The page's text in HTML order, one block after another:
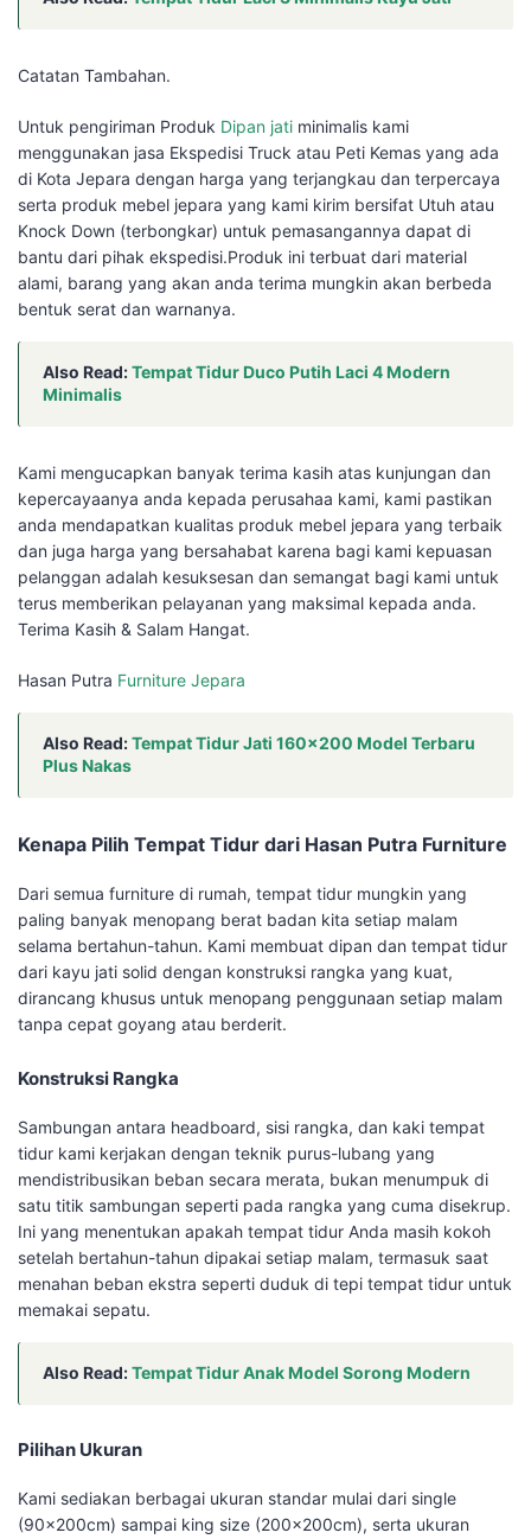
Catatan Tambahan.
Untuk pengiriman Produk Dipan jati minimalis kami
menggunakan jasa Ekspedisi Truck atau Peti Kemas yang ada
di Kota Jepara dengan harga yang terjangkau dan terpercaya
serta produk mebel jepara yang kami kirim bersifat Utuh atau
Knock Down (terbongkar) untuk pemasangannya dapat di
bantu dari pihak ekspedisi.Produk ini terbuat dari material
alami, barang yang akan anda terima mungkin akan berbeda
bentuk serat dan warnanya.
Also Read:Tempat Tidur Duco Putih Laci 4 Modern
Minimalis
Kami mengucapkan banyak terima kasih atas kunjungan dan
kepercayaanya anda kepada perusahaa kami, kami pastikan
anda mendapatkan kualitas produk mebel jepara yang terbaik
dan juga harga yang bersahabat karena bagi kami kepuasan
pelanggan adalah kesuksesan dan semangat bagi kami untuk
terus memberikan pelayanan yang maksimal kepada anda.
Terima Kasih & Salam Hangat.
Hasan Putra Furniture Jepara
Also Read:Tempat Tidur Jati 160×200 Model Terbaru
Plus Nakas
Kenapa Pilih Tempat Tidur dari Hasan Putra Furniture
Dari semua furniture di rumah, tempat tidur mungkin yang
paling banyak menopang berat badan kita setiap malam
selama bertahun-tahun. Kami membuat dipan dan tempat tidur
dari kayu jati solid dengan konstruksi rangka yang kuat,
dirancang khusus untuk menopang penggunaan setiap malam
tanpa cepat goyang atau berderit.
Konstruksi Rangka
Sambungan antara headboard, sisi rangka, dan kaki tempat
tidur kami kerjakan dengan teknik purus-lubang yang
mendistribusikan beban secara merata, bukan menumpuk di
satu titik sambungan seperti pada rangka yang cuma disekrup.
Ini yang menentukan apakah tempat tidur Anda masih kokoh
setelah bertahun-tahun dipakai setiap malam, termasuk saat
menahan beban ekstra seperti duduk di tepi tempat tidur untuk
memakai sepatu.
Also Read:Tempat Tidur Anak Model Sorong Modern
Pilihan Ukuran
Kami sediakan berbagai ukuran standar mulai dari single
(90x200cm) sampai king size (200x200cm), serta ukuran